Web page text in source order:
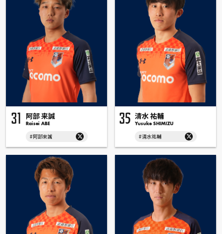
31 阿部 来誠
Raisei ABE
#阿部来誠
35 清水 祐輔
Yusuke SHIMIZU
#清水祐輔